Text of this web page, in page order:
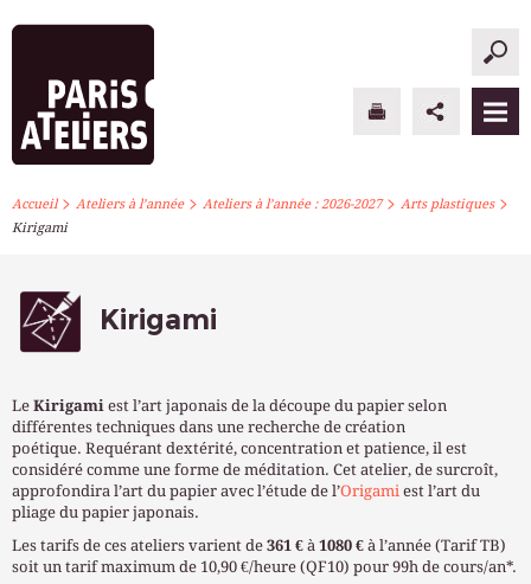
PARIS ATELIERS
ATELIERS À L’ANNÉE
INFOS PRATIQUES
S’INSCRIRE
Accueil> Ateliers à l’année> Ateliers à l’année : 2026-2027> Arts plastiques>
Kirigami
Kirigami
Le Kirigami est l’art japonais de la découpe du papier selon
différentes techniques dans une recherche de création
poétique. Requérant dextérité, concentration et patience, il est
considéré comme une forme de méditation. Cet atelier, de surcroît,
approfondira l’art du papier avec l’étude de l’Origami est l’art du
pliage du papier japonais.
Les tarifs de ces ateliers varient de 361 € à 1080 € à l’année (Tarif TB)
soit un tarif maximum de 10,90 €/heure (QF10) pour 99h de cours/an*.